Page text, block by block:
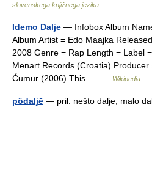
slovenskega knjižnega jezika
Idemo Dalje — Infobox Album
Album Artist = Edo Maajka
2008 Genre = Rap Length = Label
Menart Records (Croatia)
Ćumur (2006) This… …
Wikipedia
pȍdaljē — pril. nešto dalje, malo